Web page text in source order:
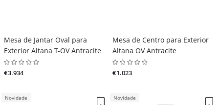
Mesa de Jantar Oval para
Exterior Altana T-OV Antracite
€3.934
Mesa de Centro para Exterior
Altana OV Antracite
€1.023
Novidade Novidade